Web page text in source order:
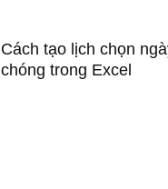
Cách tạo lịch chọn
chóng trong Excel